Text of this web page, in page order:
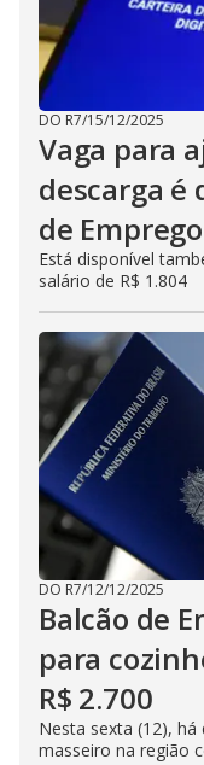
DO R7/15/12/2025
Vaga para
descarga é
de
Está disponível
salário de R$ 1.804
DO R7/12/12/2025
Balcão de
para
R$ 2.700
Nesta sexta (12),
masseiro na região